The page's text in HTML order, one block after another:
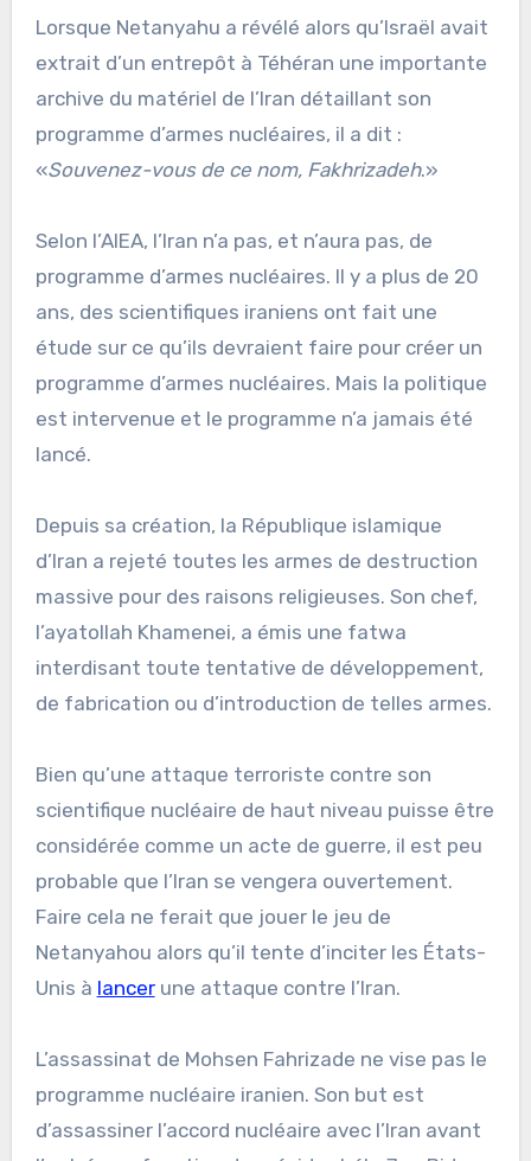
Lorsque Netanyahu a révélé alors qu’Israël avait
extrait d’un entrepôt à Téhéran une importante
archive du matériel de l’Iran détaillant son
programme d’armes nucléaires, il a dit :
«Souvenez-vous de ce nom, Fakhrizadeh.»
Selon l’AIEA, l’Iran n’a pas, et n’aura pas, de
programme d’armes nucléaires. Il y a plus de 20
ans, des scientifiques iraniens ont fait une
étude sur ce qu’ils devraient faire pour créer un
programme d’armes nucléaires. Mais la politique
est intervenue et le programme n’a jamais été
lancé.
Depuis sa création, la République islamique
d’Iran a rejeté toutes les armes de destruction
massive pour des raisons religieuses. Son chef,
l’ayatollah Khamenei, a émis une fatwa
interdisant toute tentative de développement,
de fabrication ou d’introduction de telles armes.
Bien qu’une attaque terroriste contre son
scientifique nucléaire de haut niveau puisse être
considérée comme un acte de guerre, il est peu
probable que l’Iran se vengera ouvertement.
Faire cela ne ferait que jouer le jeu de
Netanyahou alors qu’il tente d’inciter les États-
Unis à lancerune attaque contre l’Iran.
L’assassinat de Mohsen Fahrizade ne vise pas le
programme nucléaire iranien. Son but est
d’assassiner l’accord nucléaire avec l’Iran avant